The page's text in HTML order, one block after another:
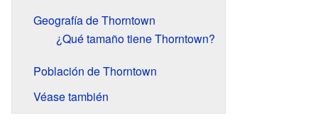
Geografía de Thorntown
¿Qué tamaño tiene Thorntown?
Población de Thorntown
Véase también